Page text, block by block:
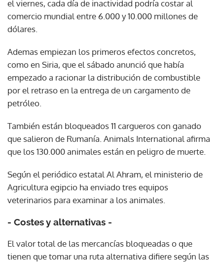
el viernes, cada día de inactividad podría costar al
comercio mundial entre 6.000 y 10.000 millones de
dólares.
Ademas empiezan los primeros efectos concretos,
como en Siria, que el sábado anunció que había
empezado a racionar la distribución de combustible
por el retraso en la entrega de un cargamento de
petróleo.
También están bloqueados 11 cargueros con ganado
que salieron de Rumanía. Animals International afirma
que los 130.000 animales están en peligro de muerte.
Según el periódico estatal Al Ahram, el ministerio de
Agricultura egipcio ha enviado tres equipos
veterinarios para examinar a los animales.
- Costes y alternativas -
El valor total de las mercancías bloqueadas o que
tienen que tomar una ruta alternativa difiere según las